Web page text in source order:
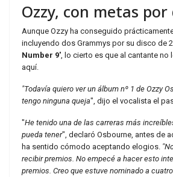
Ozzy, con metas
Aunque Ozzy ha conseguido
incluyendo dos Grammys por su disco de
Number 9' , lo cierto es que al cantante
aquí.
"Todavía quiero ver un álbum nº 1 de Ozzy
tengo ninguna queja", dijo el vocalista el
"He tenido una de las carreras más
pueda tener", declaró Osbourne, antes de
ha sentido cómodo aceptando elogios.
recibir premios. No empecé a hacer esto
premios. Creo que estuve nominado a